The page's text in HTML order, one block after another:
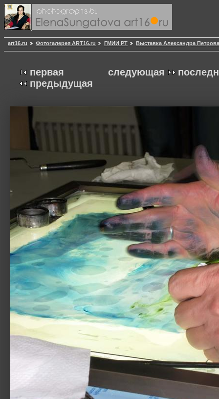
art16.ru Фотогалерея ART16.ru ГМИИ РТ Выставка Александра
следующая
первая
предыдущая